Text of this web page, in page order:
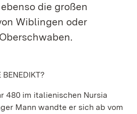
die großen
Wiblingen oder
BENEDIKT?
480 im italienischen Nursia
Mann wandte er sich ab vom